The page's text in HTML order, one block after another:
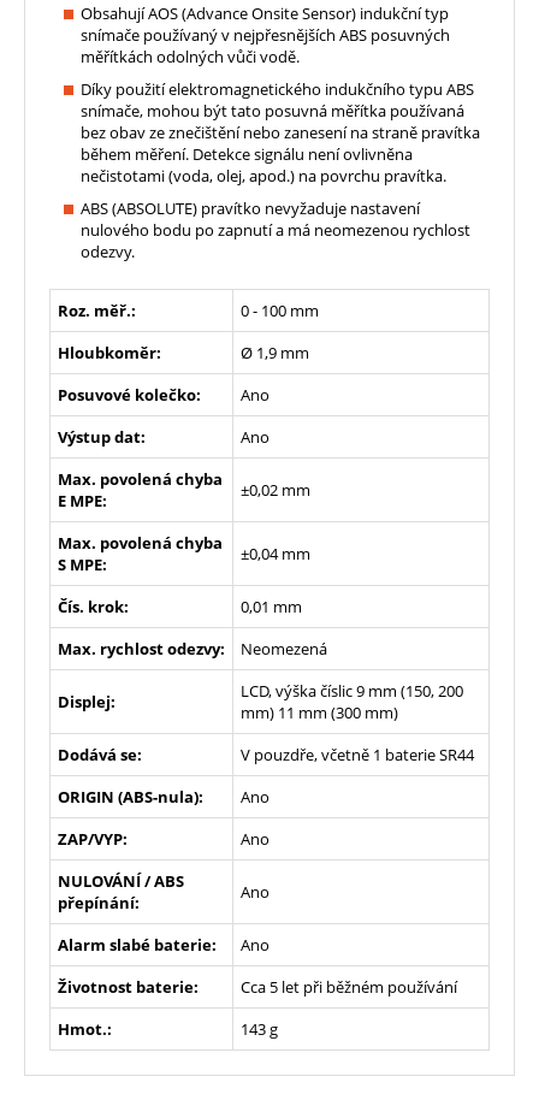
Obsahují AOS (Advance Onsite Sensor) indukční typ
snímače používaný v nejpřesnějších ABS posuvných
měřítkách odolných vůči vodě.
Díky použití elektromagnetického indukčního typu ABS
snímače, mohou být tato posuvná měřítka používaná
bez obav ze znečištění nebo zanesení na straně pravítka
během měření. Detekce signálu není ovlivněna
nečistotami (voda, olej, apod.) na povrchu pravítka.
ABS (ABSOLUTE) pravítko nevyžaduje nastavení
nulového bodu po zapnutí a má neomezenou rychlost
odezvy.
Roz. měř.:
0 - 100 mm
Hloubkoměr:
Ø 1,9 mm
Posuvové kolečko:
Ano
Výstup dat:
Ano
Max. povolená chyba
E MPE:
±0,02 mm
Max. povolená chyba
S MPE:
±0,04 mm
Čís. krok:
0,01 mm
Max. rychlost odezvy:
Neomezená
Displej:
LCD, výška číslic 9 mm (150, 200
mm) 11 mm (300 mm)
Dodává se:
V pouzdře, včetně 1 baterie SR44
ORIGIN (ABS-nula):
Ano
ZAP/VYP:
Ano
NULOVÁNÍ / ABS
přepínání:
Ano
Alarm slabé baterie:
Ano
Životnost baterie:
Cca 5 let při běžném používání
Hmot.:
143 g